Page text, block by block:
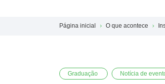
Página inicial O que acontece
Graduação Notícia de